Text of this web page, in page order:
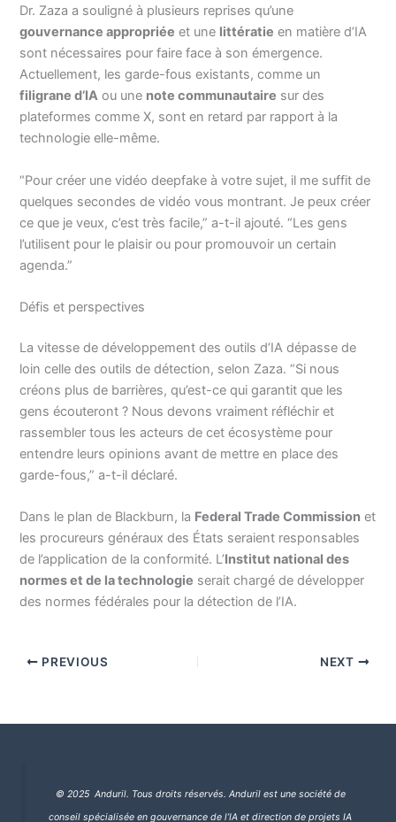
Dr. Zaza a souligné à plusieurs reprises qu’une
gouvernance appropriée et une littératie en matière d’IA
sont nécessaires pour faire face à son émergence.
Actuellement, les garde-fous existants, comme un
filigrane d’IA ou une note communautaire sur des
plateformes comme X, sont en retard par rapport à la
technologie elle-même.
“Pour créer une vidéo deepfake à votre sujet, il me suffit de
quelques secondes de vidéo vous montrant. Je peux créer
ce que je veux, c’est très facile,” a-t-il ajouté. “Les gens
l’utilisent pour le plaisir ou pour promouvoir un certain
agenda.”
Défis et perspectives
La vitesse de développement des outils d’IA dépasse de
loin celle des outils de détection, selon Zaza. “Si nous
créons plus de barrières, qu’est-ce qui garantit que les
gens écouteront ? Nous devons vraiment réfléchir et
rassembler tous les acteurs de cet écosystème pour
entendre leurs opinions avant de mettre en place des
garde-fous,” a-t-il déclaré.
Dans le plan de Blackburn, la Federal Trade Commission et
les procureurs généraux des États seraient responsables
de l’application de la conformité. L’Institut national des
normes et de la technologie serait chargé de développer
des normes fédérales pour la détection de l’IA.
PREVIOUS NEXT
© 2025 Anduril. Tous droits réservés. Anduril est une société de
conseil spécialisée en gouvernance de l’IA et direction de projets IA